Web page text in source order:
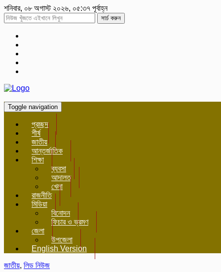
শনিবার, ০৮ অগাস্ট ২০২৬, ০৫:৩৭ পূর্বাহ্ন
সার্চ করুন
Toggle navigation
প্রচ্ছদ
শীর্ষ
জাতীয়
আন্তর্জাতিক
শিক্ষা
ব্যবসা
আদালত
খেলা
রাজনীতি
মিডিয়া
বিনোদন
ফিচার ও ভ্রমণ
জেলা
উপজেলা
English Version
জাতীয়, লিড নিউজ